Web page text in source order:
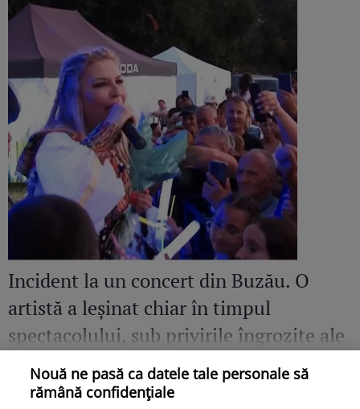
Incident la un concert din Buzău. O
artistă a leșinat chiar în timpul
spectacolului, sub privirile îngrozite ale
Mirelei Vaida
Nouă ne pasă ca datele tale personale să
rămână confidențiale